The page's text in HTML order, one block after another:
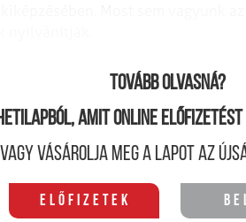
Tovább olvasná?
amit online
Vagy vásárolja meg a lapot az
Előfizetek